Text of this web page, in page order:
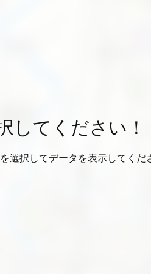
してください！
選択してデータを表示してくだ